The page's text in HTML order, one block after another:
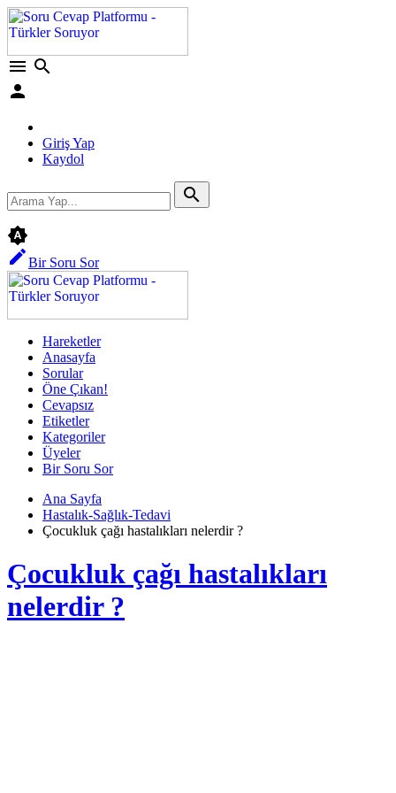
menu search
person
Giriş Yap
Kaydol
search
brightness_auto
editBir Soru Sor
Hareketler
Anasayfa
Sorular
Öne Çıkan!
Cevapsız
Etiketler
Kategoriler
Üyeler
Bir Soru Sor
Ana Sayfa
Hastalık-Sağlık-Tedavi
Çocukluk çağı hastalıkları nelerdir ?
Çocukluk çağı hastalıkları
nelerdir ?